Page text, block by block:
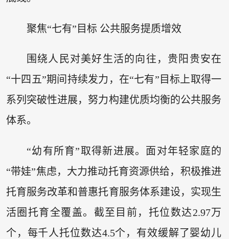
聚焦“七有”目标 公共服务提质增效
围绕人民对美好生活的向往，贵阳贵安在
“十四五”期间持续发力，在“七有”目标上取得一
系列突破性进展，努力构建优质均衡的公共服务
体系。
“幼有所育”取得新进展。面对年轻家庭的
“带娃”焦虑，大力推动托育资源供给，积极推进
托育服务改革和普惠托育服务体系建设，实现生
活圈托育全覆盖。截至目前，托位数达2.97万
个，每千人托位数达4.5个，有效缓解了婴幼儿